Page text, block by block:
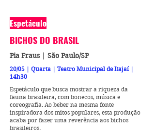
Espetáculo
BICHOS DO BRASIL
Pia Fraus | São Paulo/SP
20/05 | Quarta | Teatro Municipal de Itajaí |
14h30
Espetáculo que busca mostrar a riqueza da
fauna brasileira, com bonecos, música e
coreografia. Ao beber na mesma fonte
inspiradora dos mitos populares, esta produção
acaba por fazer uma reverência aos bichos
brasileiros.